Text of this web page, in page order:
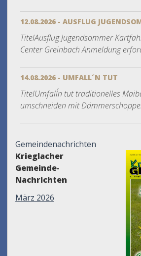
12.08.2026 - AUSFLUG
TitelAusflug Jugendsommer
Center Greinbach Anmeldung
14.08.2026 - UMFALL´N TUT
TitelUmfall´n tut traditionelles
umschneiden mit
Gemeindenachrichten
Krieglacher
Gemeinde-
Nachrichten
März 2026